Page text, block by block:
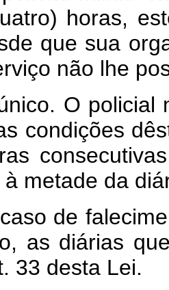
horas,
que sua
não lhe
O policial
condições
metade da
de
as diárias
33 desta Lei.